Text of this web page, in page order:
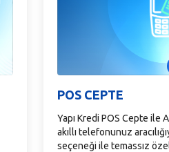
POS CEPTE
Yapı Kredi POS Cepte ile
akıllı telefonunuz
seçeneği ile temassız